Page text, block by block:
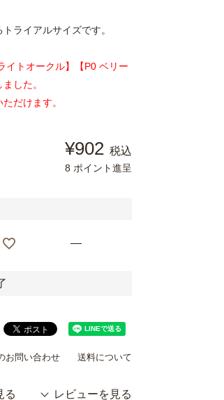
ライアルサイズです。
イトオークル】【P0 ベリー
した。
だけます。
¥902 税込
8 ポイント進呈
—
お問い合わせ 送料について
る レビューを見る